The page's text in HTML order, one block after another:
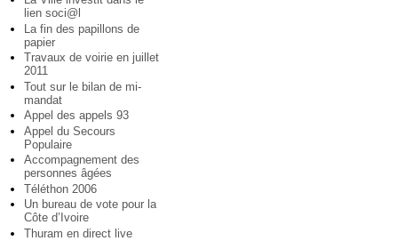
lien soci@l
La fin des papillons de
papier
Travaux de voirie en juillet
2011
Tout sur le bilan de mi-
mandat
Appel des appels 93
Appel du Secours
Populaire
Accompagnement des
personnes âgées
Téléthon 2006
Un bureau de vote pour la
Côte d’Ivoire
Thuram en direct live